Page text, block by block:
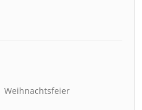
Weihnachtsfeier